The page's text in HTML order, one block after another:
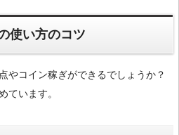
使い方のコツ
やコイン稼ぎができるでしょうか？
ています。